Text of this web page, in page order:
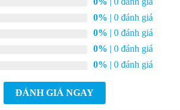
0% | 0 đánh giá
0% | 0 đánh giá
0% | 0 đánh giá
0% | 0 đánh giá
ĐÁNH GIÁ NGAY